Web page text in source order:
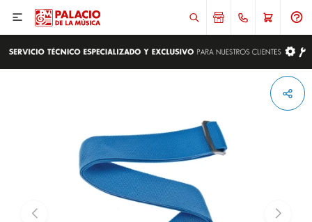
